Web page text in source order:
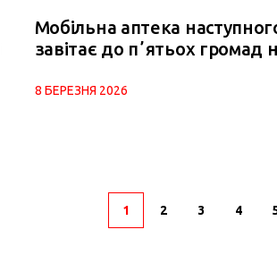
Мобільна аптека
завітає до пʼятьох громад
8 БЕРЕЗНЯ 2026
1 2 3 4